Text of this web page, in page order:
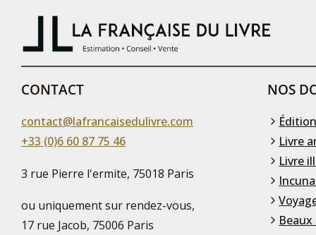
CONTACT
contact@lafrancaisedulivre.com
+33 (0)6 60 87 75 46
3 rue Pierre l'ermite, 75018 Paris
ou uniquement sur rendez-vous,
17 rue Jacob, 75006 Paris
NOS
Livre
Livre